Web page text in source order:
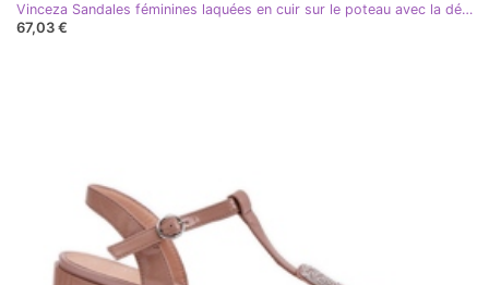
Vinceza Sandales féminines laquées en cuir sur le poteau avec la décoration de Vincez 91134 Black noir
67,03 €